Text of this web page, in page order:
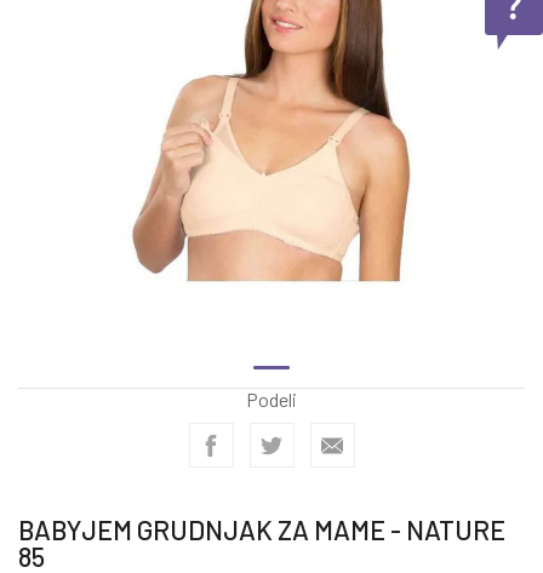
Podeli
BABYJEM GRUDNJAK ZA MAME - NATURE
85